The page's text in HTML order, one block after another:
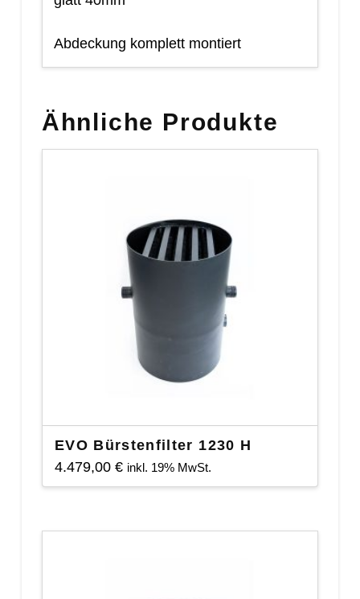
Abdeckung komplett montiert
Ähnliche Produkte
EVO Bürstenfilter 1230 H
4.479,00 € inkl. 19% MwSt.